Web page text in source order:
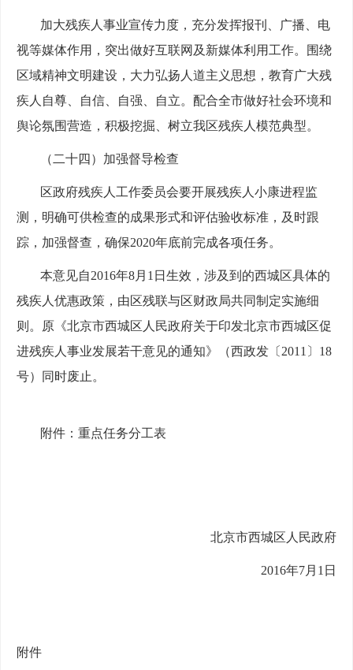
加大残疾人事业宣传力度，充分发挥报刊、广播、电
视等媒体作用，突出做好互联网及新媒体利用工作。围绕
区域精神文明建设，大力弘扬人道主义思想，教育广大残
疾人自尊、自信、自强、自立。配合全市做好社会环境和
舆论氛围营造，积极挖掘、树立我区残疾人模范典型。
（二十四）加强督导检查
区政府残疾人工作委员会要开展残疾人小康进程监
测，明确可供检查的成果形式和评估验收标准，及时跟
踪，加强督查，确保2020年底前完成各项任务。
本意见自2016年8月1日生效，涉及到的西城区具体的
残疾人优惠政策，由区残联与区财政局共同制定实施细
则。原《北京市西城区人民政府关于印发北京市西城区促
进残疾人事业发展若干意见的通知》（西政发〔2011〕18
号）同时废止。
附件：重点任务分工表
北京市西城区人民政府
2016年7月1日
附件